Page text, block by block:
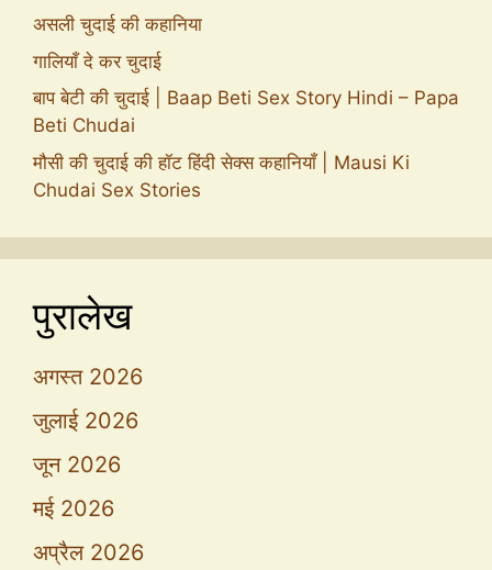
असली चुदाई की कहानिया
गालियाँ दे कर चुदाई
बाप बेटी की चुदाई | Baap Beti Sex Story Hindi – Papa
Beti Chudai
मौसी की चुदाई की हॉट हिंदी सेक्स कहानियाँ | Mausi Ki
Chudai Sex Stories
पुरालेख
अगस्त 2026
जुलाई 2026
जून 2026
मई 2026
अप्रैल 2026